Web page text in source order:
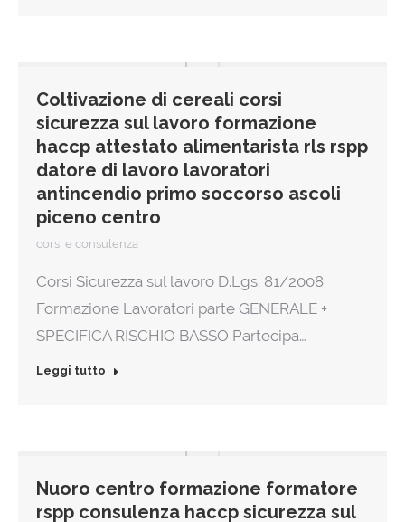
Coltivazione di cereali corsi
sicurezza sul lavoro formazione
haccp attestato alimentarista rls rspp
datore di lavoro lavoratori
antincendio primo soccorso ascoli
piceno centro
corsi e consulenza
Corsi Sicurezza sul lavoro D.Lgs. 81/2008
Formazione Lavoratori parte GENERALE +
SPECIFICA RISCHIO BASSO Partecipa…
Leggi tutto
Nuoro centro formazione formatore
rspp consulenza haccp sicurezza sul